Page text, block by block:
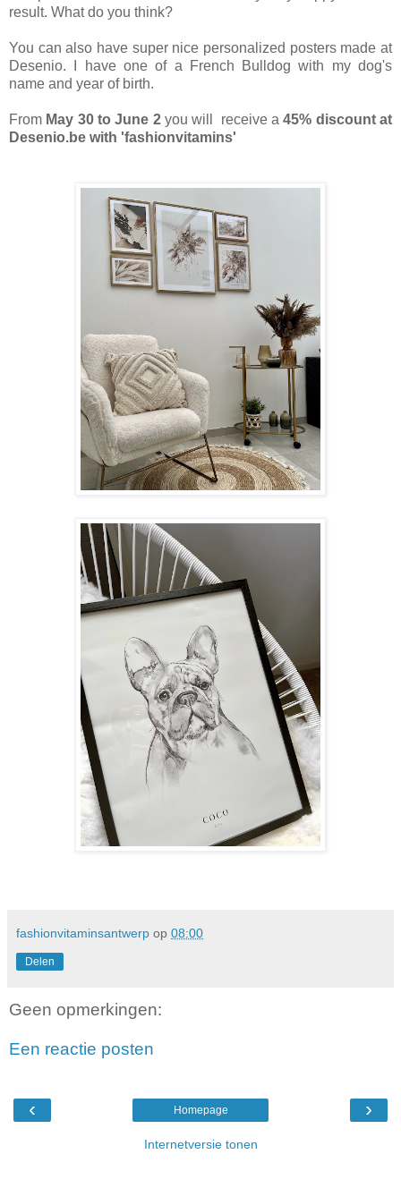
result. What do you think?
You can also have super nice personalized posters made at
Desenio. I have one of a French Bulldog with my dog's
name and year of birth.
From May 30 to June 2you will receive a45% discount at
Desenio.be with 'fashionvitamins'
fashionvitaminsantwerp op 08:00
Delen
Geen opmerkingen:
Een reactie posten
‹ ›
Homepage
Internetversie tonen